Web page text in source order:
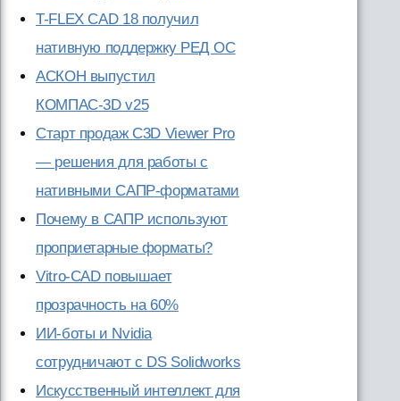
T-FLEX CAD 18 получил
нативную поддержку РЕД ОС
АСКОН выпустил
КОМПАС-3D v25
Старт продаж C3D Viewer Pro
— решения для работы с
нативными САПР-форматами
Почему в САПР используют
проприетарные форматы?
Vitro-CAD повышает
прозрачность на 60%
ИИ-боты и Nvidia
сотрудничают с DS Solidworks
Искусственный интеллект для